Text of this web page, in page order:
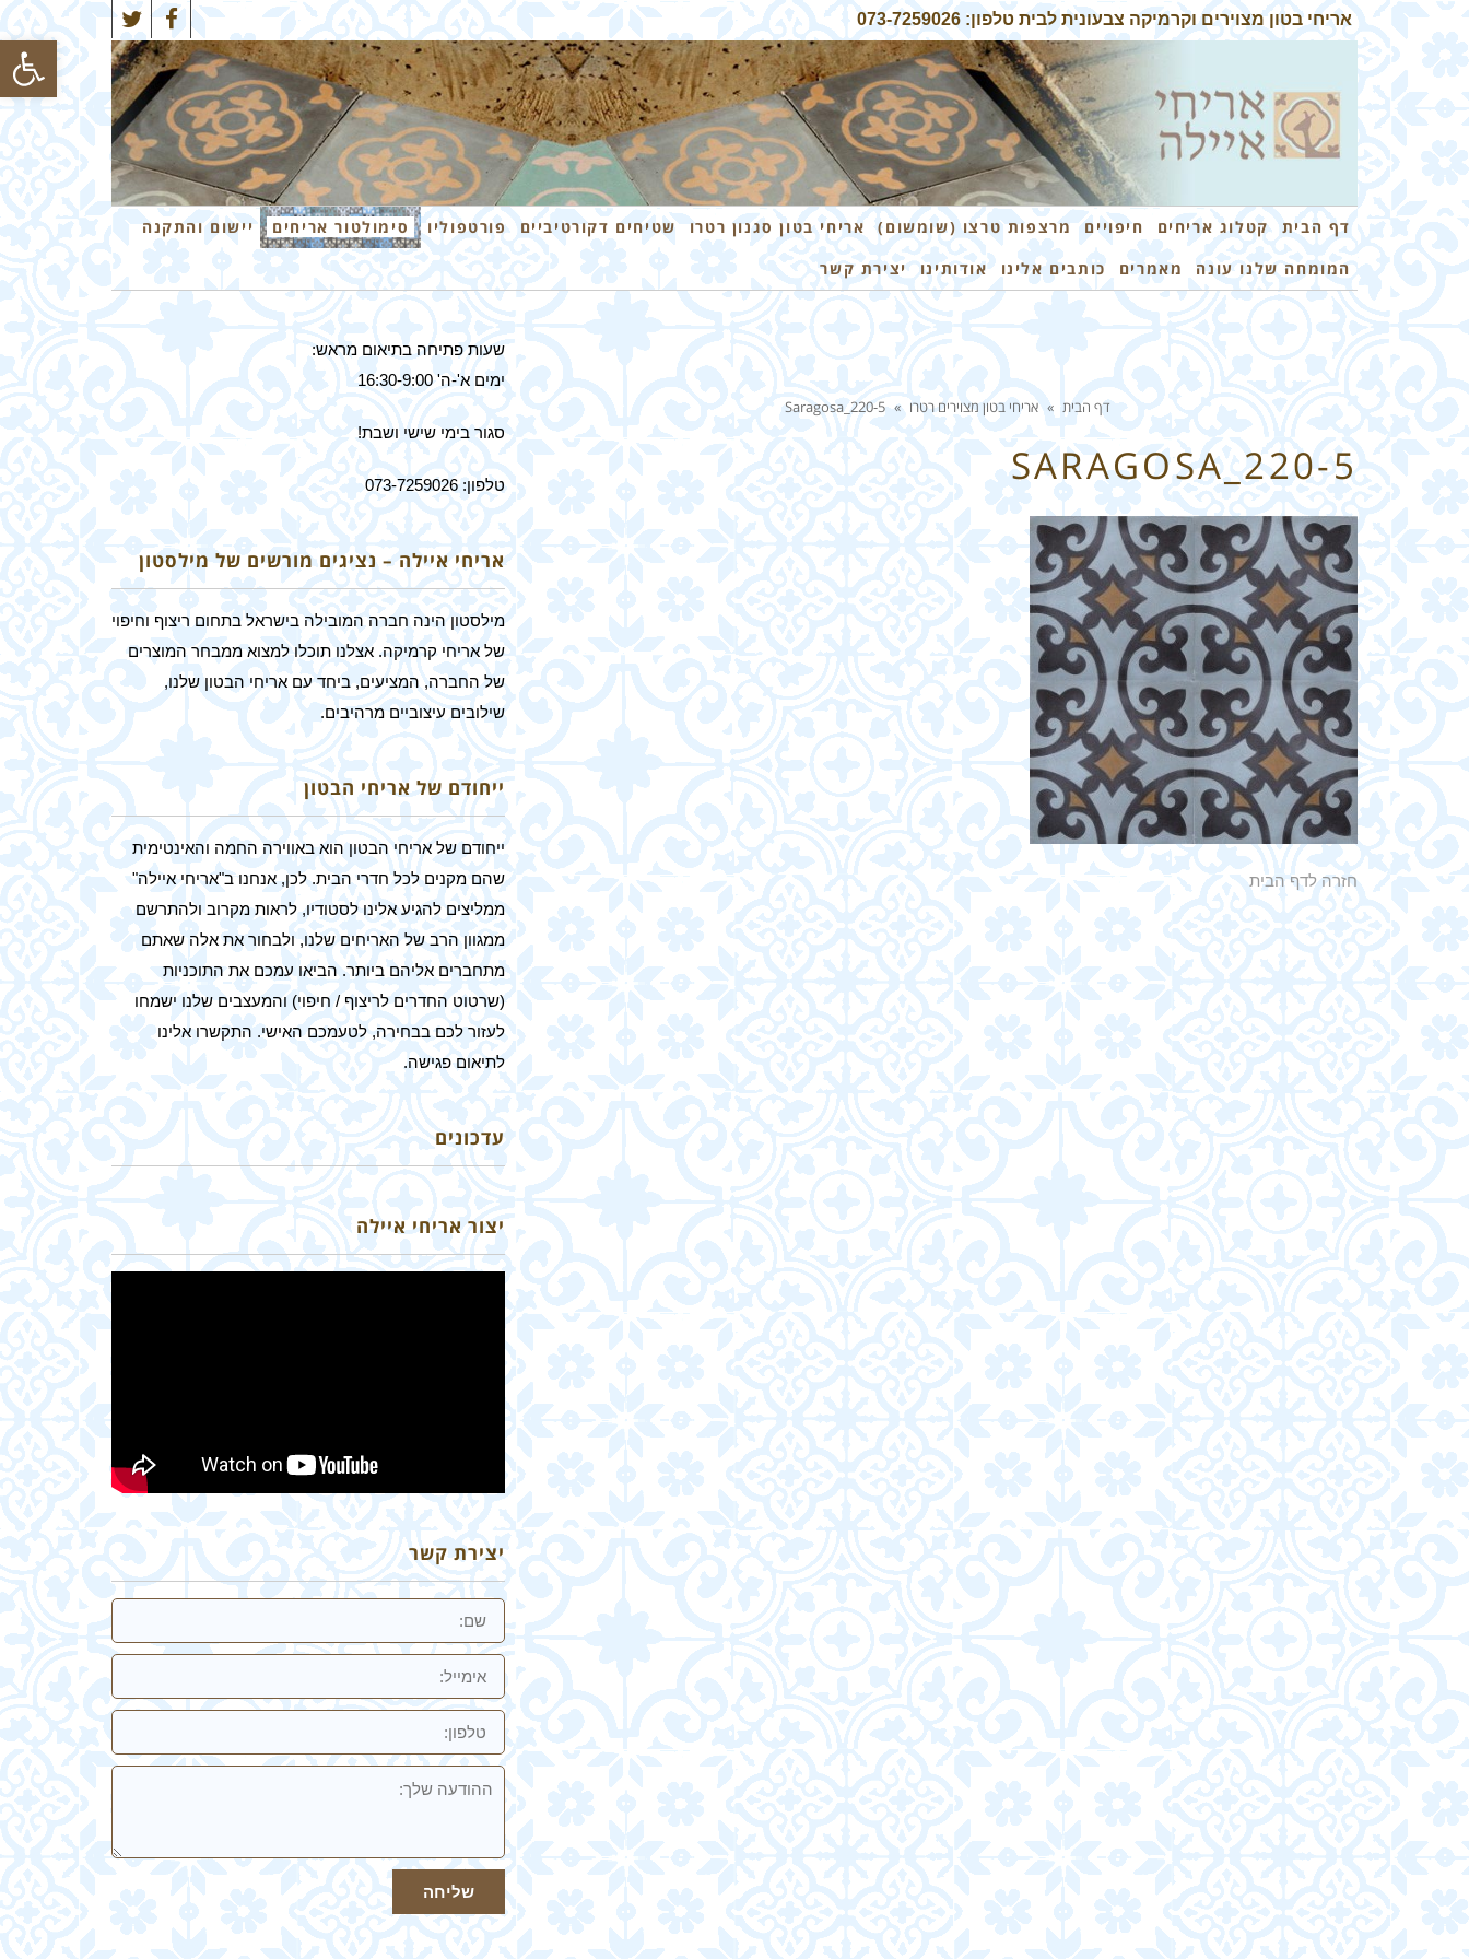
פתח
אריחי בטון מצוירים וקרמיקה צבעונית לבית טלפון: 073-7259026
Facebook
Twitter
דף הבית קטלוג אריחים חיפויים מרצפות טרצו (שומשום) אריחי בטון סגנון רטרו שטיחים דקורטיביים פורטפוליו סימולטור אריחים
יישום והתקנה
המומחה שלנו עונה
מאמרים כותבים אלינו אודותינו יצירת קשר
דף הבית » אריחי בטון מצוירים רטרו »
Saragosa_220-5
SARAGOSA_220-5
חזרה לדף הבית
שעות פתיחה בתיאום מראש:
ימים א'-ה' 16:30-9:00
סגור בימי שישי ושבת!
טלפון: 073-7259026
אריחי איילה – נציגים מורשים של מילסטון
מילסטון הינה חברה המובילה בישראל בתחום ריצוף וחיפוי
של אריחי קרמיקה. אצלנו תוכלו למצוא ממבחר המוצרים
של החברה, המציעים, ביחד עם אריחי הבטון שלנו,
שילובים עיצוביים מרהיבים.
ייחודם של אריחי הבטון
ייחודם של אריחי הבטון הוא באווירה החמה והאינטימית
שהם מקנים לכל חדרי הבית. לכן, אנחנו ב"אריחי איילה"
ממליצים להגיע אלינו לסטודיו, לראות מקרוב ולהתרשם
ממגוון הרב של האריחים שלנו, ולבחור את אלה שאתם
מתחברים אליהם ביותר. הביאו עמכם את התוכניות
(שרטוט החדרים לריצוף / חיפוי) והמעצבים שלנו ישמחו
לעזור לכם בבחירה, לטעמכם האישי. התקשרו אלינו
לתיאום פגישה.
עדכונים
איך מסירים כתמים מאריחי בטון?
יצור אריחי איילה
יצירת קשר
שם
אימייל
טלפון:
ההודעה
שלך
שליחה